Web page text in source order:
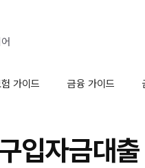
가이드 금융 가이드
입자금대